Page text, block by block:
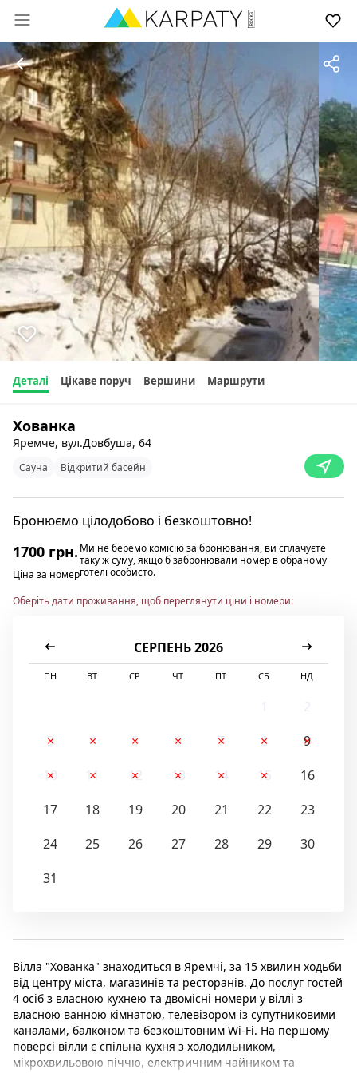
Деталі Цікаве поруч Вершини Маршрути
Хованка
Яремче, вул.Довбуша, 64
Сауна Відкритий басейн
Бронюємо цілодобово і безкоштовно!
1700 грн.
Ціна за номер
Ми не беремо комісію за бронювання, ви сплачуєте
таку ж суму, якщо б забронювали номер в обраному
готелі особисто.
Оберіть дати проживання, щоб переглянути ціни і номери:
СЕРПЕНЬ 2026
ПН ВТ СР ЧТ ПТ СБ НД
3
4 5 6 7 8
9
10
11 12 13 14 15
16
17
18 19 20 21 22
23
24
25 26 27 28 29
30
31
Вілла "Хованка" знаходиться в Яремчі, за 15 хвилин ходьби
від центру міста, магазинів та ресторанів. До послуг гостей
4 осіб з власною кухнею та двомісні номери у віллі з
власною ванною кімнатою, телевізором із супутниковими
каналами, балконом та безкоштовним Wi-Fi. На першому
поверсі вілли є спільна кухня з холодильником,
мікрохвильовою піччю, електричним чайником та